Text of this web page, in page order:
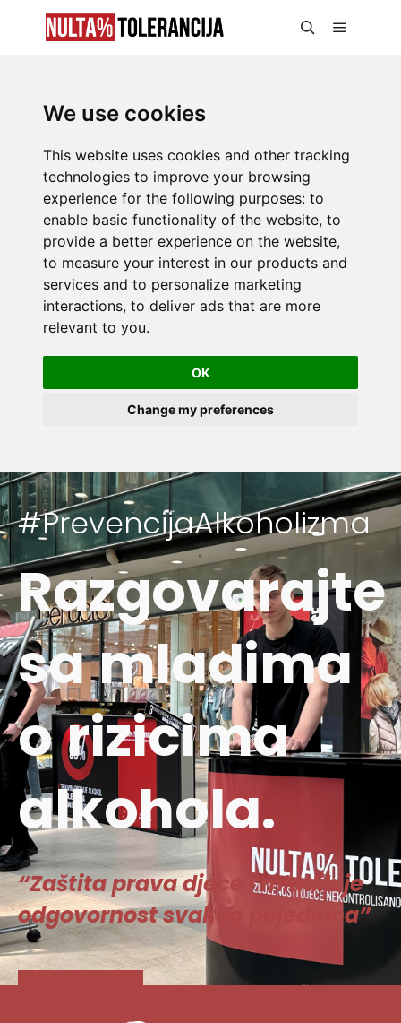
We use cookies
This website uses cookies and other tracking
technologies to improve your browsing
experience for the following purposes: to
enable basic functionality of the website, to
provide a better experience on the website,
to measure your interest in our products and
services and to personalize marketing
interactions, to deliver ads that are more
relevant to you.
OK
Change my preferences
#PrevencijaAlkoholizma
Razgovarajte
sa mladima
o rizicima
alkohola.
“Zaštita prava djece i mladih je
odgovornost svakog pojedinca”